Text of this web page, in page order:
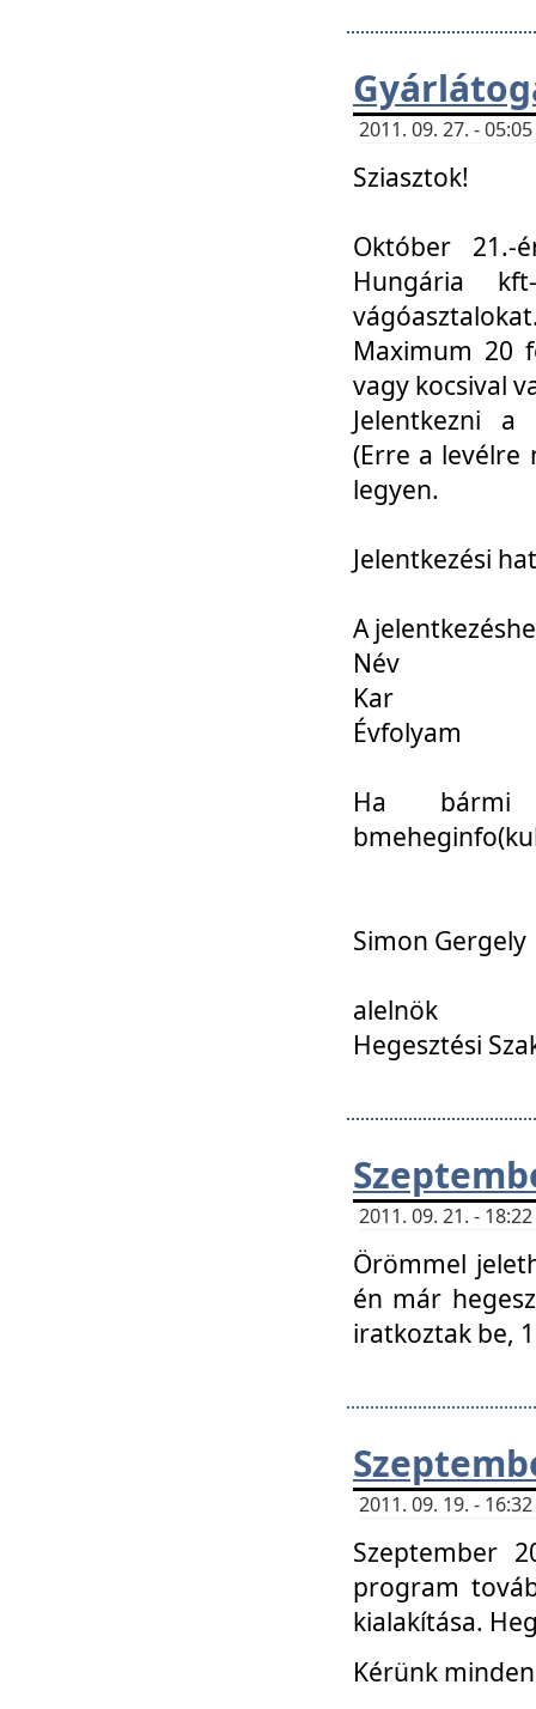
2011. 09. 27. -
Sziasztok!
Október 21.-
Hungária
Maximum 20
vagy kocsival
Jelentkezni a
(Erre a levélre
legyen.
Jelentkezési
A
Név
Kar
Évfolyam
Ha
Simon Gergely
alelnök
Hegesztési
2011. 09. 21. -
Örömmel
én már
iratkoztak be,
2011. 09. 19. -
Szeptember
program
kialakítása.
Kérünk